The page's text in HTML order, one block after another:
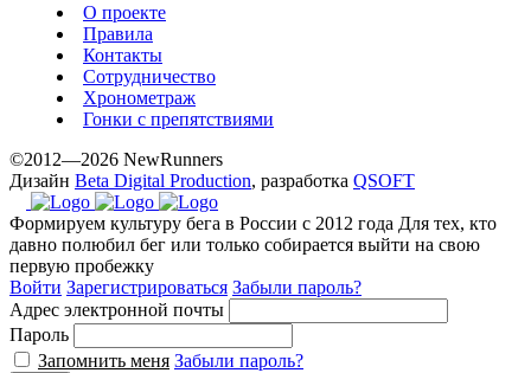
О проекте
Правила
Контакты
Сотрудничество
Хронометраж
Гонки с препятствиями
©2012—2026 NewRunners
Дизайн Beta Digital Production, разработка QSOFT
Формируем культуру бега в России с 2012 года Для тех, кто
давно полюбил бег или только собирается выйти на свою
первую пробежку
Войти Зарегистрироваться Забыли пароль?
Адрес электронной почты
Пароль
Запомнить меня Забыли пароль?